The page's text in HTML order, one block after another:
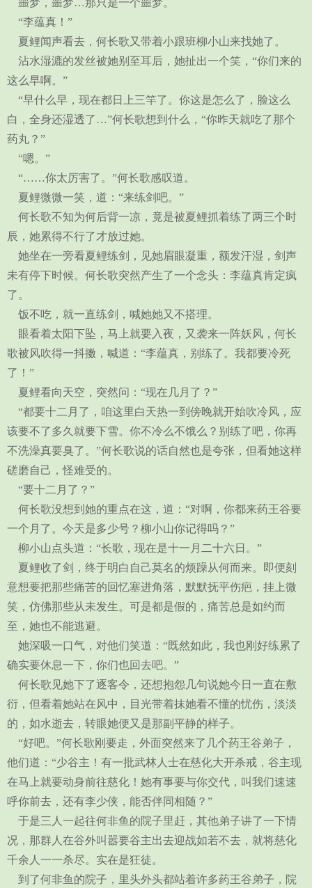
噩梦，噩梦…那只是一个噩梦。
“李蕴真！”
夏鲤闻声看去，何长歌又带着小跟班柳小山来找她了。
沾水湿漉的发丝被她别至耳后，她扯出一个笑，“你们来的
这么早啊。”
“早什么早，现在都日上三竿了。你这是怎么了，脸这么
白，全身还湿透了…”何长歌想到什么，“你昨天就吃了那个
药丸？”
“嗯。”
“……你太厉害了。”何长歌感叹道。
夏鲤微微一笑，道：“来练剑吧。”
何长歌不知为何后背一凉，竟是被夏鲤抓着练了两三个时
辰，她累得不行了才放过她。
她坐在一旁看夏鲤练剑，见她眉眼凝重，额发汗湿，剑声
未有停下时候。何长歌突然产生了一个念头：李蕴真肯定疯
了。
饭不吃，就一直练剑，喊她她又不搭理。
眼看着太阳下坠，马上就要入夜，又袭来一阵妖风，何长
歌被风吹得一抖擞，喊道：“李蕴真，别练了。我都要冷死
了！”
夏鲤看向天空，突然问：“现在几月了？”
“都要十二月了，咱这里白天热一到傍晚就开始吹冷风，应
该要不了多久就要下雪。你不冷么不饿么？别练了吧，你再
不洗澡真要臭了。”何长歌说的话自然也是夸张，但看她这样
磋磨自己，怪难受的。
“要十二月了？”
何长歌没想到她的重点在这，道：“对啊，你都来药王谷要
一个月了。今天是多少号？柳小山你记得吗？”
柳小山点头道：“长歌，现在是十一月二十六日。”
夏鲤收了剑，终于明白自己莫名的烦躁从何而来。即便刻
意想要把那些痛苦的回忆塞进角落，默默抚平伤疤，挂上微
笑，仿佛那些从未发生。可是都是假的，痛苦总是如约而
至，她也不能逃避。
她深吸一口气，对他们笑道：“既然如此，我也刚好练累了
确实要休息一下，你们也回去吧。”
何长歌见她下了逐客令，还想抱怨几句说她今日一直在敷
衍，但看着她站在风中，目光带着抹她看不懂的忧伤，淡淡
的，如水逝去，转眼她便又是那副平静的样子。
“好吧。”何长歌刚要走，外面突然来了几个药王谷弟子，
他们道：“少谷主！有一批武林人士在慈化大开杀戒，谷主现
在马上就要动身前往慈化！她有事要与你交代，叫我们速速
呼你前去，还有李少侠，能否伴同相随？”
于是三人一起往何非鱼的院子里赶，其他弟子讲了一下情
况，那群人在谷外叫嚣要谷主出去迎战如若不去，就将慈化
千余人一一杀尽。实在是狂徒。
到了何非鱼的院子，里头外头都站着许多药王谷弟子，院